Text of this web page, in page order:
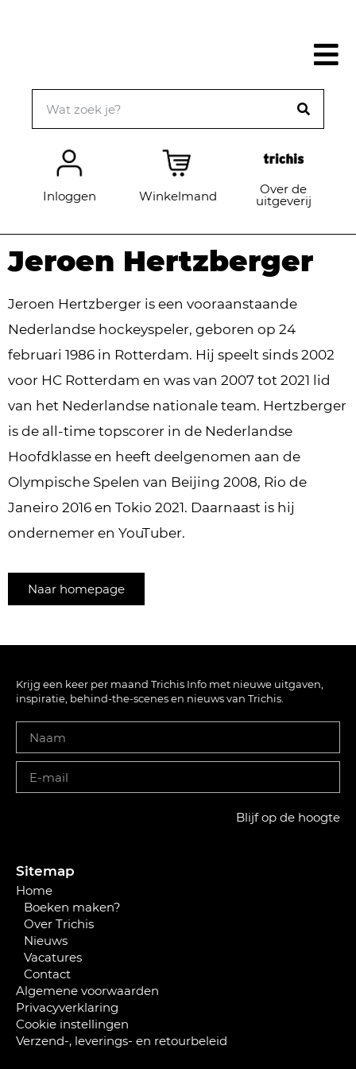
Inloggen Winkelmand Over de
uitgeverij
Jeroen Hertzberger
Jeroen Hertzberger is een vooraanstaande
Nederlandse hockeyspeler, geboren op 24
februari 1986 in Rotterdam. Hij speelt sinds 2002
voor HC Rotterdam en was van 2007 tot 2021 lid
van het Nederlandse nationale team. Hertzberger
is de all-time topscorer in de Nederlandse
Hoofdklasse en heeft deelgenomen aan de
Olympische Spelen van Beijing 2008, Rio de
Janeiro 2016​ en Tokio 2021​. Daarnaast is hij
ondernemer en YouTuber​.
Naar homepage
Krijg een keer per maand Trichis Info met nieuwe uitgaven,
inspiratie, behind-the-scenes en nieuws van Trichis.
Blijf op de hoogte
Sitemap
Home
Boeken maken?
Over Trichis
Nieuws
Vacatures
Contact
Algemene voorwaarden
Privacyverklaring
Cookie instellingen
Verzend-, leverings- en retourbeleid